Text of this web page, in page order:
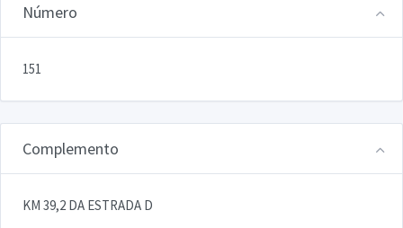
Número
151
Complemento
KM 39,2 DA ESTRADA D